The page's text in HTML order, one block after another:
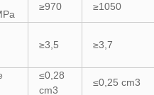
≥970 ≥1050
≥3,5 ≥3,7
≤0,28
cm3
≤0,25 cm3